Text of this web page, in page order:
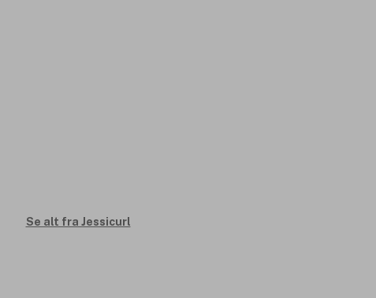
Se alt fra Jessicurl